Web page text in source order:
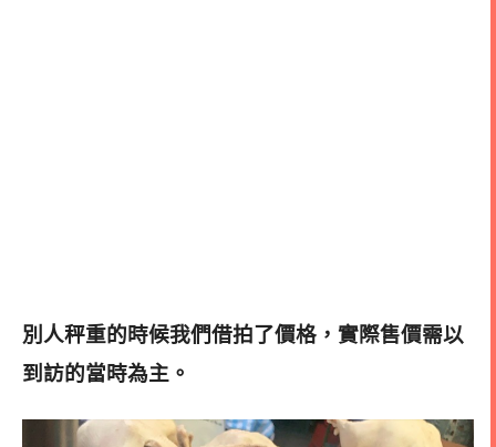
別人秤重的時候我們借拍了價格，實際售價需以
到訪的當時為主。